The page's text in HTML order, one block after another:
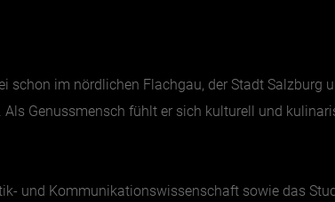
schon im nördlichen Flachgau, der Stadt Salzburg
Genussmensch fühlt er sich kulturell und
und Kommunikationswissenschaft sowie das